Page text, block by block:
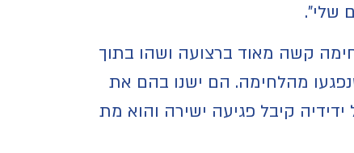
שלי".
קשה מאוד ברצועה ושהו בתוך
מהלחימה. הם ישנו בהם את
קיבל פגיעה ישירה והוא מת